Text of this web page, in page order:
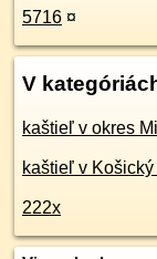
5716 ¤
V
kaštieľ v okres
kaštieľ v
222x